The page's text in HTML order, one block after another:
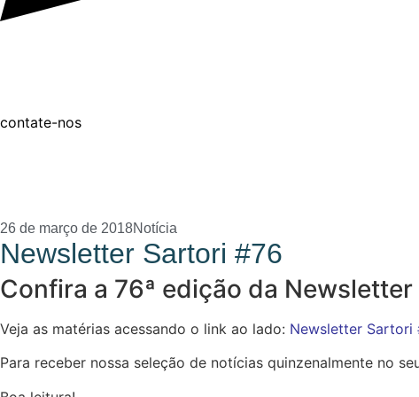
contate-nos
26 de março de 2018Notícia
Newsletter Sartori #76
Confira a 76ª edição da
Veja as matérias acessando o link ao lado: Newsletter Sartori
Para receber nossa seleção de notícias quinzenalmente no